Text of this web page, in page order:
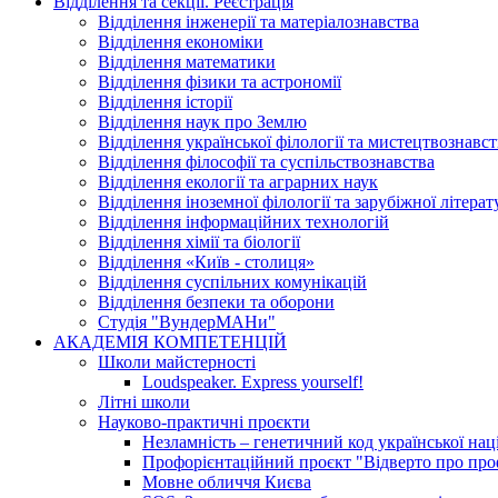
Відділення інженерії та матеріалознавства
Відділення економіки
Відділення математики
Відділення фізики та астрономії
Відділення історії
Відділення наук про Землю
Відділення української філології та
Відділення філософії та суспільствознавства
Відділення екології та аграрних наук
Відділення іноземної філології та зарубіжної
Відділення інформаційних технологій
Відділення хімії та біології
Відділення «Київ - столиця»
Відділення суспільних комунікацій
Відділення безпеки та оборони
Студія "ВундерМАНи"
АКАДЕМІЯ КОМПЕТЕНЦІЙ
Школи майстерності
Loudspeaker. Express yourself!
Літні школи
Науково-практичні проєкти
Незламність – генетичний код української
Профорієнтаційний проєкт "Відверто про
Мовне обличчя Києва